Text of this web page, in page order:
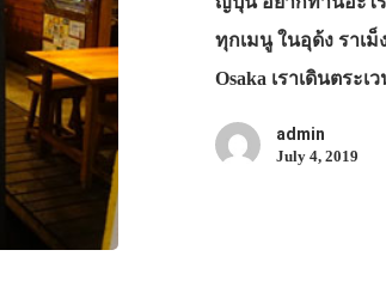
ทุกเมนู ในอุด้ง ราเ
Osaka เราเดินตร
admin
July 4, 2019